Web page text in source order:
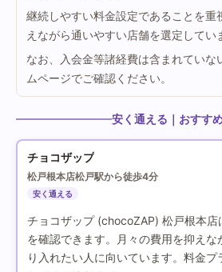
継続しやすい料金設定であることを重
えながら通いやすい店舗を選定してい
なお、入会金等諸経費は含まれていな
ムページでご確認ください。
安く通える｜おすす
チョコザップ
松戸根本店松戸駅から徒歩4分
安く通える
チョコザップ (chocoZAP) 松戸根本
を確認できます。月々の費用を抑えな
り入れたい人に向いています。料金